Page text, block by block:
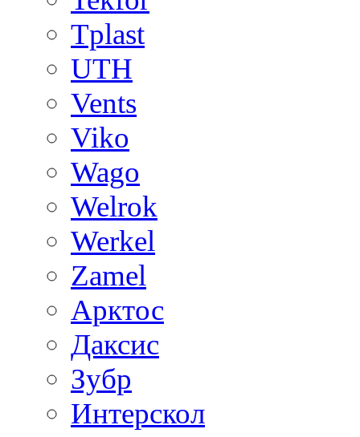
Tplast
UTH
Vents
Viko
Wago
Welrok
Werkel
Zamel
Арктос
Даксис
Зубр
Интерскол